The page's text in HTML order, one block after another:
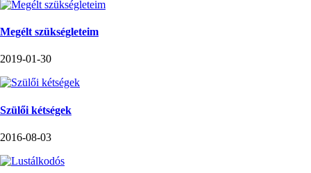
Megélt szükségleteim
2019-01-30
Szülői kétségek
2016-08-03